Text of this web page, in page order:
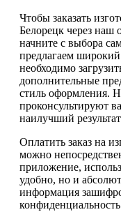
Чтобы заказать
Белорецк через наш
начните с выбора
предлагаем
необходимо
дополнительные
стиль оформления.
проконсультируют
наилучший
Оплатить заказ на
можно
приложение,
удобно, но и
информация